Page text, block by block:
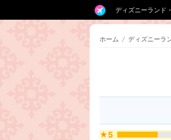
ディズニーランド
ホーム / ディズニーラ
★5